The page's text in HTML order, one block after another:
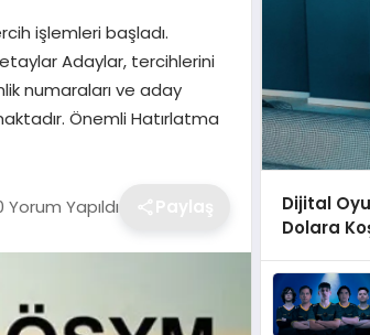
işlemleri başladı.
Adaylar, tercihlerini
numaraları ve aday
Önemli Hatırlatma
Yorum Yapıldı
Dijital
Dolara